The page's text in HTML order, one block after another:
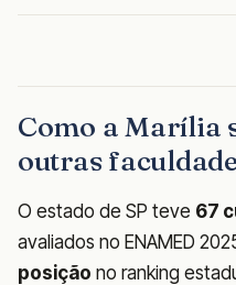
Como a Marília
outras
O estado de SP teve 67
avaliados no ENAMED
posição no ranking